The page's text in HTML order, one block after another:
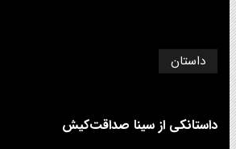
داستان
داستانکی از سینا صداقت‌کیش